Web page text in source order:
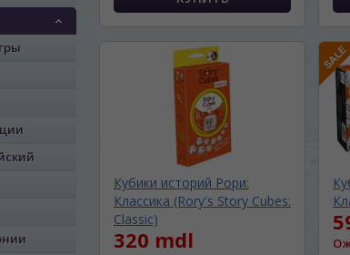
Кубики историй Рори:
Классика (Rory's Story Cubes:
Classic)
320 mdl
ЯЗЫК САЙТА / LIMBA SITE-ULUI
На каком языке Вы хотите просматривать наш
În ce limbă ați dori să vedeți site-ul nostru?
Беспокоим Вас только один раз, далее сохраним Ваш
Vă vom deranja doar o singură dată, apoi vă vom salva